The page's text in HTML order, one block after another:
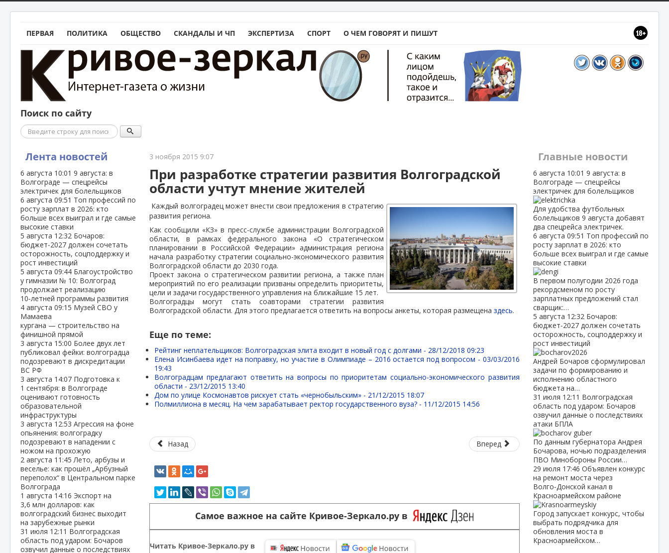
ПЕРВАЯ ПОЛИТИКА ОБЩЕСТВО СКАНДАЛЫ И ЧП ЭКСПЕРТИЗА СПОРТ О ЧЕМ ГОВОРЯТ И ПИШУТ
Поиск по сайту
Поиск
Лента новостей
6 августа 10:01 9 августа: в
Волгограде — спецрейсы
электричек для болельщиков
6 августа 09:51 Топ профессий по
росту зарплат в 2026: кто
больше всех выиграл и где самые
высокие ставки
5 августа 12:32 Бочаров:
бюджет‑2027 должен сочетать
осторожность, соцподдержку и
рост инвестиций
5 августа 09:44 Благоустройство
у гимназии № 10: Волгоград
продолжает реализацию
10‑летней программы развития
4 августа 09:15 Музей СВО у
Мамаева
кургана — строительство на
финишной прямой
3 августа 15:00 Более двух лет
публиковал фейки: волгоградца
подозревают в дискредитации
ВС РФ
3 августа 14:07 Подготовка к
1 сентября: в Волгограде
оценивают готовность
образовательной
инфраструктуры
3 августа 12:53 Агрессия на фоне
опьянения: волгоградку
подозревают в нападении с
ножом на прохожую
2 августа 11:45Лето, арбузы и
веселье: как прошёл „Арбузный
переполох“ в Центральном парке
Волгограда
1 августа 14:16 Экспорт на
3,6 млн долларов: как
волгоградский бизнес выходит
на зарубежные рынки
31 июля 12:11 Волгоградская
область под ударом: Бочаров
озвучил данные о последствиях
3 ноября 2015 9:07
При разработке стратегии развития Волгоградской
области учтут мнение жителей
Каждый волгоградец может внести свои предложения в стратегию
развития региона.
Как сообщили «КЗ» в пресс-службе администрации Волгоградской
области, в рамках федерального закона «О стратегическом
планировании в Российской Федерации» администрация региона
начала разработку стратегии социально-экономического развития
Волгоградской области до 2030 года.
Проект закона о стратегическом развитии региона, а также план
мероприятий по его реализации призваны определить приоритеты,
цели и задачи государственного управления на ближайшие 15 лет.
Волгоградцы могут стать соавторами стратегии развития
Волгоградской области. Для этого предлагается ответить на вопросы анкеты, которая размещеназдесь.
Еще по теме:
Рейтинг неплательщиков: Волгоградская элита входит в новый год с долгами - 28/12/2018 09:23
Елена Исинбаева идет на поправку, но участие в Олимпиаде – 2016 остается под вопросом - 03/03/2016
19:43
Волгоградцам предлагают ответить на вопросы по приоритетам социально-экономического развития
области - 23/12/2015 13:40
Дом по улице Космонавтов рискует стать «чернобыльским» - 21/12/2015 18:07
Полмиллиона в месяц. На чем зарабатывает ректор государственного вуза? - 11/12/2015 14:56
Назад Вперед
Самое важное на сайте Кривое-Зеркало.ру в
Читать Кривое-Зеркало.ру в
Главные новости
6 августа 10:01 9 августа: в
Волгограде — спецрейсы
электричек для болельщиков
Для удобства футбольных
болельщиков 9 августа добавят
два спецрейса электричек.
6 августа 09:51 Топ профессий по
росту зарплат в 2026: кто
больше всех выиграл и где самые
высокие ставки
В первом полугодии 2026 года
рекордсменом по росту
зарплатных предложений стал
сварщик:…
5 августа 12:32 Бочаров:
бюджет‑2027 должен сочетать
осторожность, соцподдержку и
рост инвестиций
Андрей Бочаров сформулировал
задачи по формированию и
исполнению областного
бюджета на…
31 июля 12:11 Волгоградская
область под ударом: Бочаров
озвучил данные о последствиях
атаки БПЛА
По данным губернатора Андрея
Бочарова, ночью подразделения
ПВО Минобороны России…
29 июля 17:46 Объявлен конкурс
на ремонт моста через
Волго‑Донской канал в
Красноармейском районе
Город запускает конкурс, чтобы
выбрать подрядчика для
обновления моста в
Красноармейском…